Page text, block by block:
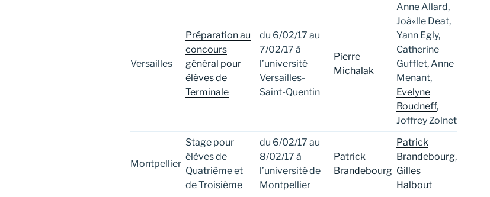
Versailles
Préparation au
concours
général pour
élèves de
Terminale
du 6/02/17 au
7/02/17 à
l’université
Versailles-
Saint-Quentin
Pierre
Michalak
Anne Allard,
Joà«lle Deat,
Yann Egly,
Catherine
Gufflet, Anne
Menant,
Evelyne
Roudneff,
Joffrey Zolnet
Montpellier
Stage pour
élèves de
Quatrième et
de Troisième
du 6/02/17 au
8/02/17 à
l’université de
Montpellier
Patrick
Brandebourg
Patrick
Brandebourg,
Gilles
Halbout